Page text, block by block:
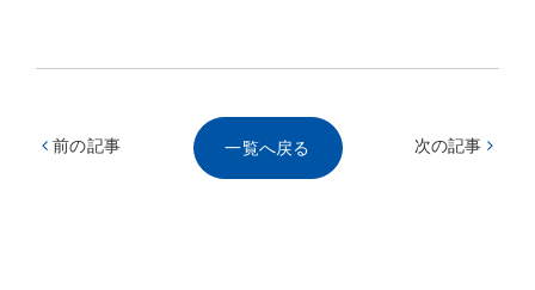
一覧へ戻る
前の記事 次の記事